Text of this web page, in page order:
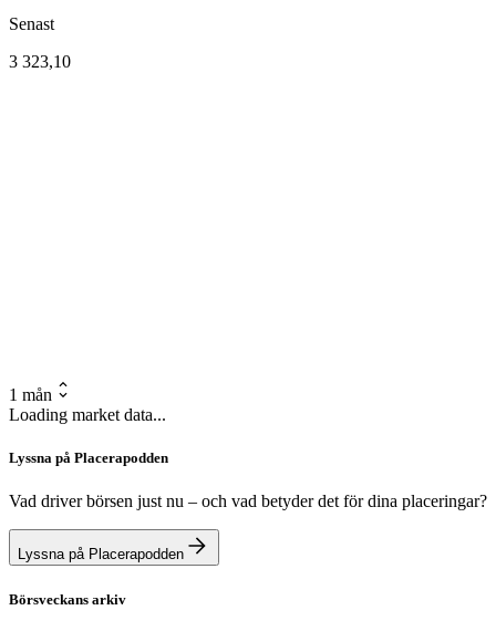
Senast
3 323,10
1 mån
Loading market data...
Lyssna på Placerapodden
Vad driver börsen just nu – och vad betyder det för dina placeringar?
Lyssna på Placerapodden
Börsveckans arkiv